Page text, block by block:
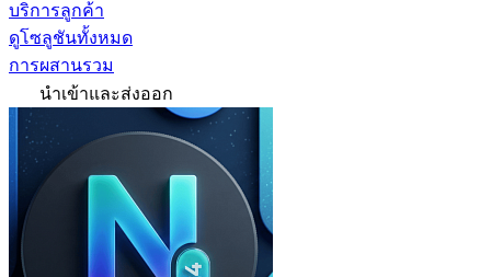
บริการลูกค้า
ดูโซลูชันทั้งหมด
การผสานรวม
นำเข้าและส่งออก